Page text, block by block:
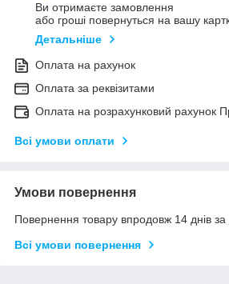
Ви отримаєте замовлення
або гроші повернуться на вашу
Детальніше
Оплата на рахунок
Оплата за реквізитами
Оплата на розрахунковий рахунок
Всі умови оплати
Умови повернення
Повернення товару впродовж 14 днів
Всі умови повернення